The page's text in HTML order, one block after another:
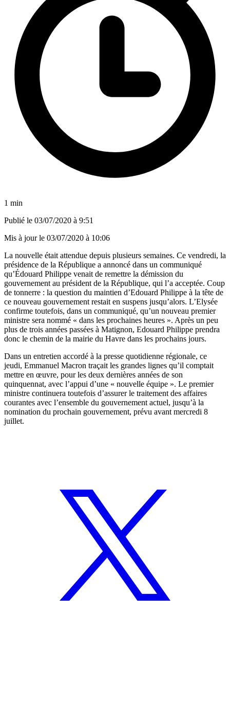
1 min
Publié le 03/07/2020 à 9:51
Mis à jour le 03/07/2020 à 10:06
La nouvelle était attendue depuis plusieurs semaines. Ce vendredi, la
présidence de la République a annoncé dans un communiqué
qu’Édouard Philippe venait de remettre la démission du
gouvernement au président de la République, qui l’a acceptée. Coup
de tonnerre : la question du maintien d’Edouard Philippe à la tête de
ce nouveau gouvernement restait en suspens jusqu’alors. L’Elysée
confirme toutefois, dans un communiqué, qu’un nouveau premier
ministre sera nommé « dans les prochaines heures ». Après un peu
plus de trois années passées à Matignon, Edouard Philippe prendra
donc le chemin de la mairie du Havre dans les prochains jours.
Dans un entretien accordé à la presse quotidienne régionale, ce
jeudi, Emmanuel Macron traçait les grandes lignes qu’il comptait
mettre en œuvre, pour les deux dernières années de son
quinquennat, avec l’appui d’une « nouvelle équipe ». Le premier
ministre continuera toutefois d’assurer le traitement des affaires
courantes avec l’ensemble du gouvernement actuel, jusqu’à la
nomination du prochain gouvernement, prévu avant mercredi 8
juillet.